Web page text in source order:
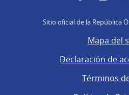
Sitio oficial de la República
Mapa del
Declaración de
Términos